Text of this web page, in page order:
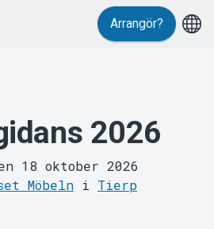
Arrangör?
2026
18 oktober 2026
Möbeln i Tierp